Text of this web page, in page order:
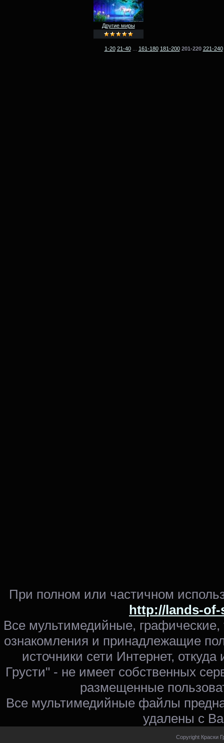
Другие миры
1-20 21-40 161-180 181-200 201-220 221-240
При полном или частичном
http://lands-
Все мультимедийные,
ознакомления и принадлежащие
источники сети Интернет,
Грусти" - не имеет собственных
размещенные
Все мультимедийные файлы
удалены с
Copyright Краски